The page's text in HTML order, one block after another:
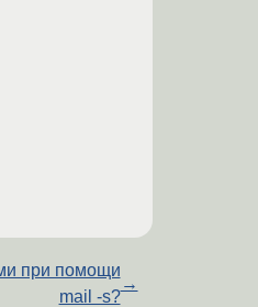
при помощи
mail -s?
→